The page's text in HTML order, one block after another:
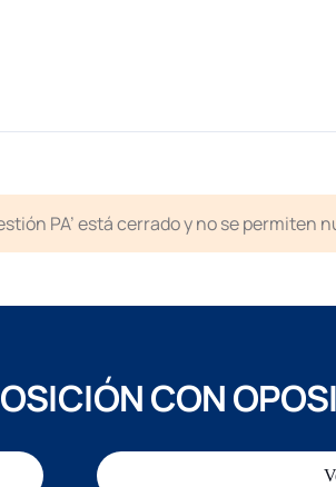
PA’ está cerrado y no se permiten
CON